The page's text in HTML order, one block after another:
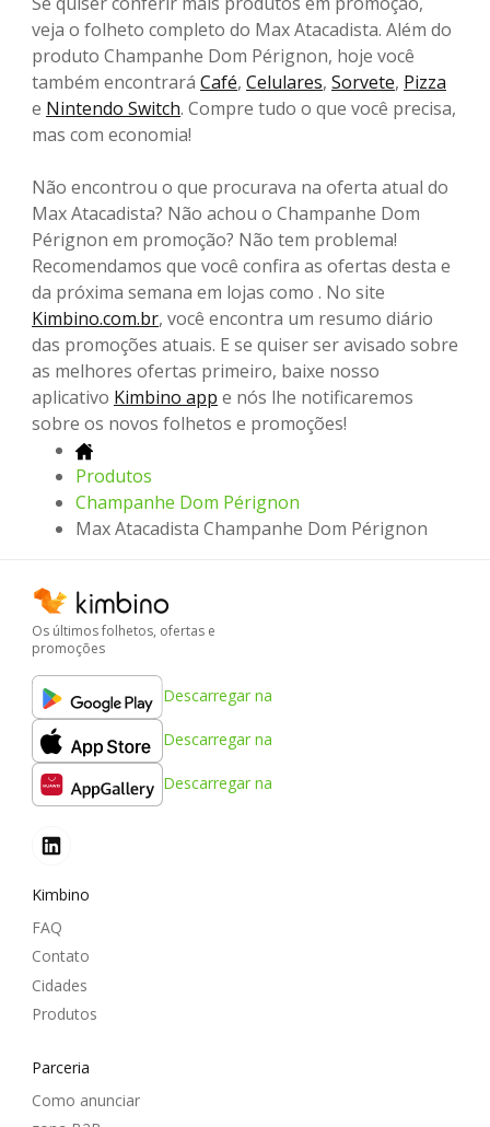
veja o folheto completo do Max Atacadista. Além do
produto Champanhe Dom Pérignon, hoje você
também encontrará Café, Celulares, Sorvete, Pizza
e Nintendo Switch. Compre tudo o que você precisa,
mas com economia!
Não encontrou o que procurava na oferta atual do
Max Atacadista? Não achou o Champanhe Dom
Pérignon em promoção? Não tem problema!
Recomendamos que você confira as ofertas desta e
da próxima semana em lojas como . No site
Kimbino.com.br, você encontra um resumo diário
das promoções atuais. E se quiser ser avisado sobre
as melhores ofertas primeiro, baixe nosso
aplicativo Kimbino app e nós lhe notificaremos
sobre os novos folhetos e promoções!
Produtos
Champanhe Dom Pérignon
Max Atacadista Champanhe Dom Pérignon
Os últimos folhetos, ofertas e
promoções
Descarregar na
Descarregar na
Descarregar na
Kimbino
FAQ
Contato
Cidades
Produtos
Parceria
Como anunciar